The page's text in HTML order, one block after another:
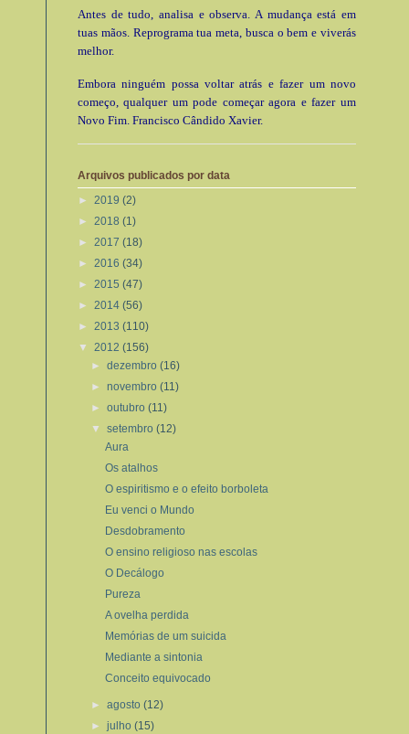
Antes de tudo, analisa e observa. A mudança está em
tuas mãos. Reprograma tua meta, busca o bem e viverás
melhor.
Embora ninguém possa voltar atrás e fazer um novo
começo, qualquer um pode começar agora e fazer um
Novo Fim. Francisco Cândido Xavier.
Arquivos publicados por data
► 2019 (2)
► 2018 (1)
► 2017 (18)
► 2016 (34)
► 2015 (47)
► 2014 (56)
► 2013 (110)
▼ 2012 (156)
►dezembro(16)
►novembro(11)
►outubro(11)
▼setembro(12)
Aura
Os atalhos
O espiritismo e o efeito borboleta
Eu venci o Mundo
Desdobramento
O ensino religioso nas escolas
O Decálogo
Pureza
A ovelha perdida
Memórias de um suicida
Mediante a sintonia
Conceito equivocado
►agosto(12)
►julho(15)